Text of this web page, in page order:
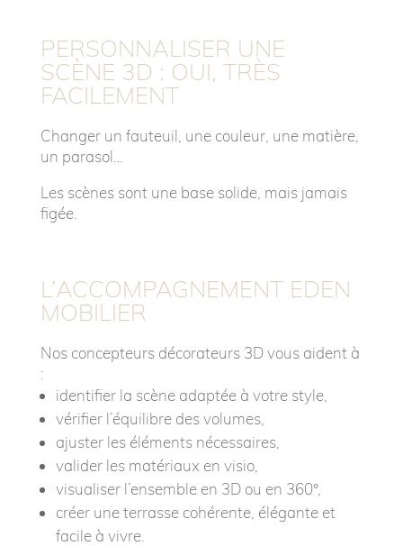
PERSONNALISER UNE
SCÈNE 3D : OUI, TRÈS
FACILEMENT
Changer un fauteuil, une couleur, une matière,
un parasol…
Les scènes sont une base solide, mais jamais
figée.
L’ACCOMPAGNEMENT EDEN
MOBILIER
Nos concepteurs décorateurs 3D vous aident à
:
identifier la scène adaptée à votre style,
vérifier l’équilibre des volumes,
ajuster les éléments nécessaires,
valider les matériaux en visio,
visualiser l’ensemble en 3D ou en 360°,
créer une terrasse cohérente, élégante et
facile à vivre.